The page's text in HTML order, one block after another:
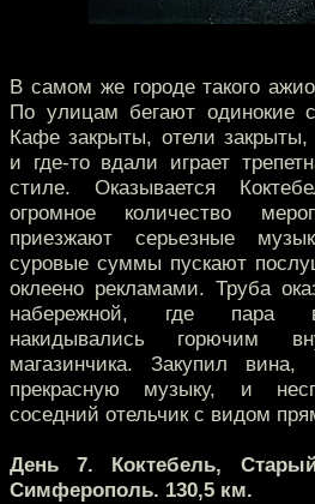
В самом же городе такого
По улицам бегают одинокие
Кафе закрыты, отели закрыты,
и где-то вдали играет
стиле. Оказывается
огромное количество
приезжают серьезные
суровые суммы пускают
оклеено рекламами. Труба
набережной, где пара
накидывались горючим
магазинчика. Закупил
прекрасную музыку, и
соседний отельчик с видом
День 7. Коктебель,
Симферополь. 130,5 км.